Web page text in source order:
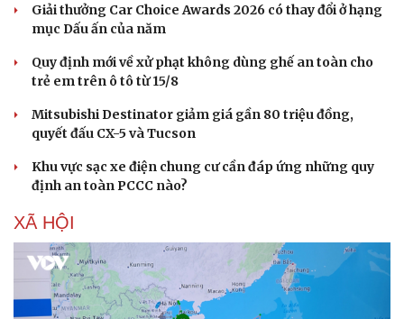
Doanh nghiệp
Thông tin doanh nghiệp
Doanh nhân
Vì cộng đồng
Công nghệ
Trải nghiệm
Giải thưởng Car Choice Awards 2026 có thay đổi ở hạng
mục Dấu ấn của năm
Quy định mới về xử phạt không dùng ghế an toàn cho
trẻ em trên ô tô từ 15/8
Mitsubishi Destinator giảm giá gần 80 triệu đồng,
quyết đấu CX-5 và Tucson
Khu vực sạc xe điện chung cư cần đáp ứng những quy
định an toàn PCCC nào?
XÃ HỘI